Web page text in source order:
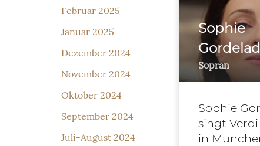
Februar 2025
Januar 2025
Dezember 2024
November 2024
Oktober 2024
September 2024
Juli-August 2024
Sophie
Sopran
Sophie
singt
in